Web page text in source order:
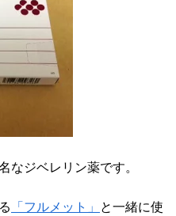
なジベレリン薬です。
「フルメット」
と一緒に使